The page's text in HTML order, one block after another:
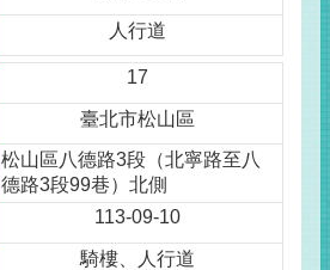
人行道
17
臺北市松山區
松山區八德路3段（北寧路至八
德路3段99巷）北側
113-09-10
騎樓、人行道